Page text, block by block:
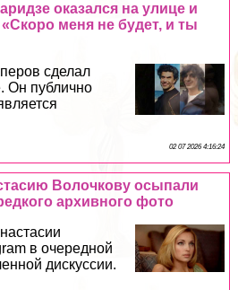
оказался на улице и
меня не будет, и ты
сделал
Он публично
02 07 2026 4:16:24
Волочкову осыпали
архивного фото
в очередной
дискуссии.